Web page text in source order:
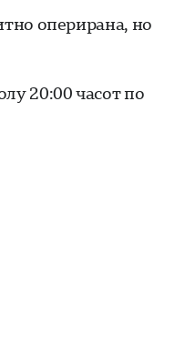
оперирана, но
20:00 часот по